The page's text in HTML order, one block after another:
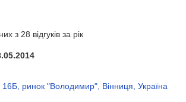
з 28 відгуків за рік
16Б, ринок "Володимир", Вінниця, Україна